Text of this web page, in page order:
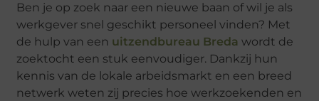
Ben je op zoek naar een nieuwe baan of wil je als
werkgever snel geschikt personeel vinden? Met
de hulp van een uitzendbureau Breda wordt de
zoektocht een stuk eenvoudiger. Dankzij hun
kennis van de lokale arbeidsmarkt en een breed
netwerk weten zij precies hoe werkzoekenden en